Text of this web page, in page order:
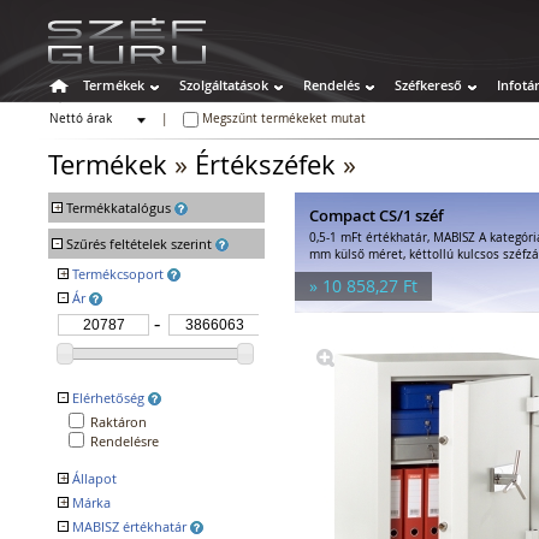
Termékek Szolgáltatások Rendelés Széfkereső Infotár
Nettó árak
Megszűnt termékeket mutat
Termékek » Értékszéfek »
+ Termékkatalógus
Széfek
Értékszéfek
Faliszéfek
Padlószéfek
Lemezszekrények
Bútorszéfek
Páncélszekrények
Bedobós értékszéfek
Szuperkasszák
Speciális széfek
Fegyverszekrények
Hotelszéfek
- Szűrés feltételek szerint
+ Termékcsoport
Faliszéfek
Lemezszekrények
Bútorszéfek
Páncélszekrények
Szuperkasszák
- Ár
- Elérhetőség
Raktáron
Rendelésre
+ Állapot
Népszerű
Új
+ Márka
BANDIT
- MABISZ értékhatár
Compact CS/1 széf
0,5-1 mFt értékhatár, MABISZ A
mm külső méret, kéttollú kulcsos
» 10 858,27 Ft